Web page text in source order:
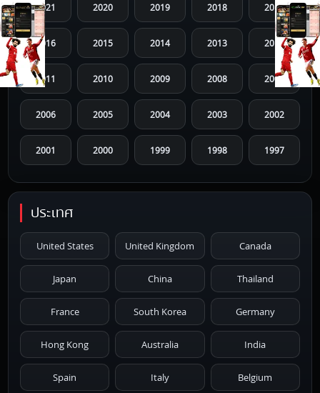
2021 2020 2019 2018 2017
2016 2015 2014 2013 2012
2011 2010 2009 2008 2007
2006 2005 2004 2003 2002
2001 2000 1999 1998 1997
1996 1995 1994 1993 1992
1986 1985 1984 1983 1982
1981 1980 1979 1978 1977
1976 1975 1974 1973 1972
1971 1970 1969 1968 1967
ประเทศ
United States United Kingdom Canada
Japan China Thailand
France South Korea Germany
Hong Kong Australia India
Spain Italy Belgium